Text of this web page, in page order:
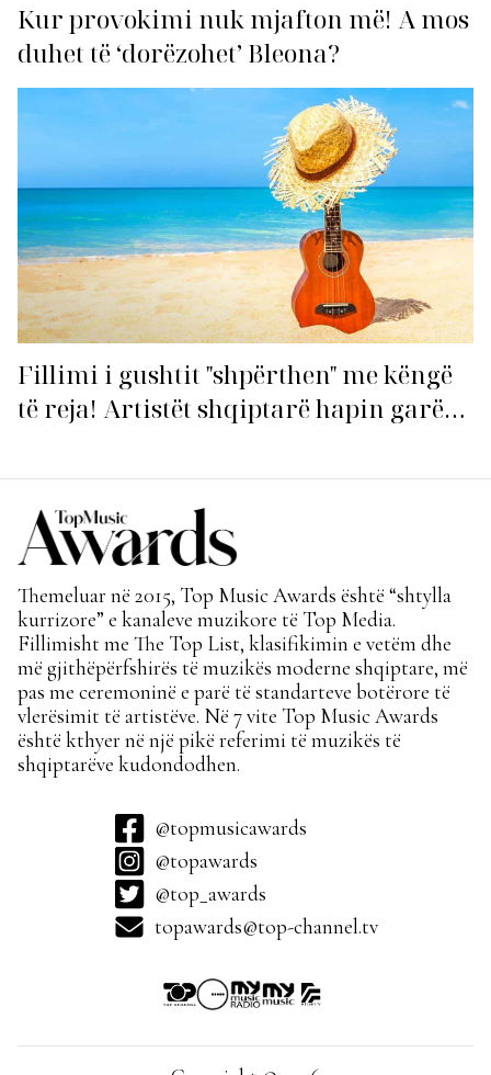
Kur provokimi nuk mjafton më! A mos
duhet të ‘dorëzohet’ Bleona?
Fillimi i gushtit "shpërthen" me këngë
të reja! Artistët shqiptarë hapin garën
Themeluar në 2015, Top Music Awards është “shtylla
kurrizore” e kanaleve muzikore të Top Media.
Fillimisht me The Top List, klasifikimin e vetëm dhe
më gjithëpërfshirës të muzikës moderne shqiptare, më
pas me ceremoninë e parë të standarteve botërore të
vlerësimit të artistëve. Në 7 vite Top Music Awards
është kthyer në një pikë referimi të muzikës të
shqiptarëve kudondodhen.
@topmusicawards
@topawards
@top_awards
topawards@top-channel.tv